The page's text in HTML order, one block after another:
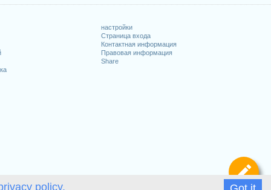
policy.
настройки
Страница входа
Контактная информация
Правовая информация
Share